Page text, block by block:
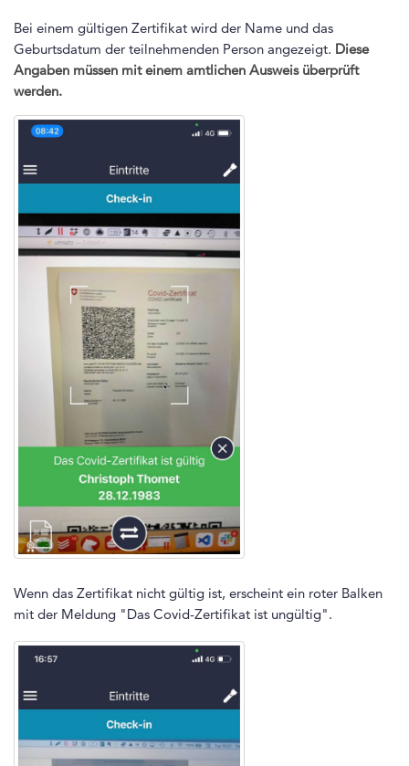
Bei einem gültigen Zertifikat wird der Name und das
Geburtsdatum der teilnehmenden Person angezeigt. Diese
Angaben müssen mit einem amtlichen Ausweis überprüft
werden.
Wenn das Zertifikat nicht gültig ist, erscheint ein roter Balken
mit der Meldung "Das Covid-Zertifikat ist ungültig".